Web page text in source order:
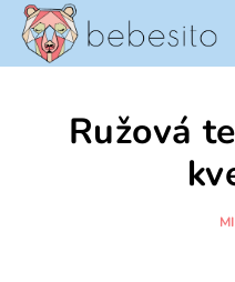
Prejsť
obsah
Ružová